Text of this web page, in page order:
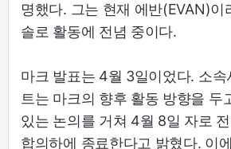
명했다. 그는 현재 에반(EVAN)이
솔로 활동에 전념 중이다.
마크 발표는 4월 3일이었다. 소속
트는 마크의 향후 활동 방향을 두
있는 논의를 거쳐 4월 8일 자로
합의하에 종료한다고 밝혔다. 이